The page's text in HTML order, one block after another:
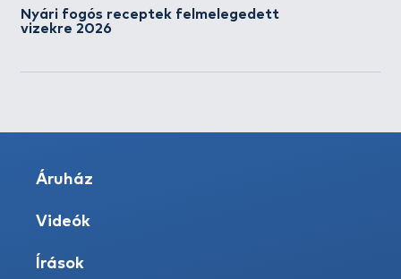
Nyári fogós receptek felmelegedett
vizekre 2026
Áruház
Videók
Írások